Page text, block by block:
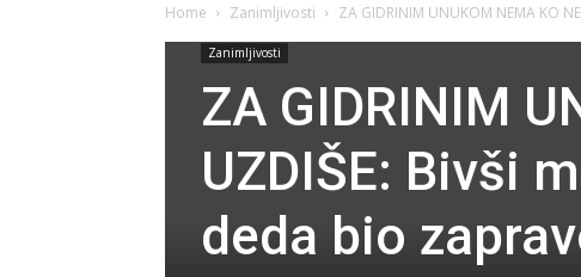
Home Zanimljivosti ZA GIDRINIM UNUKOM NEMA KO
Zanimljivosti
ZA GIDRINIM
UZDIŠE: Bivši
deda bio